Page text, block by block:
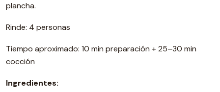
plancha.
Rinde: 4 personas
Tiempo aproximado: 10 min preparación + 25–30 min
cocción
Ingredientes: